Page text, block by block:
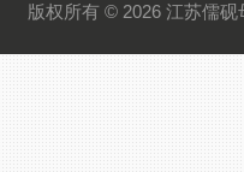
版权所有 © 2026 江苏儒